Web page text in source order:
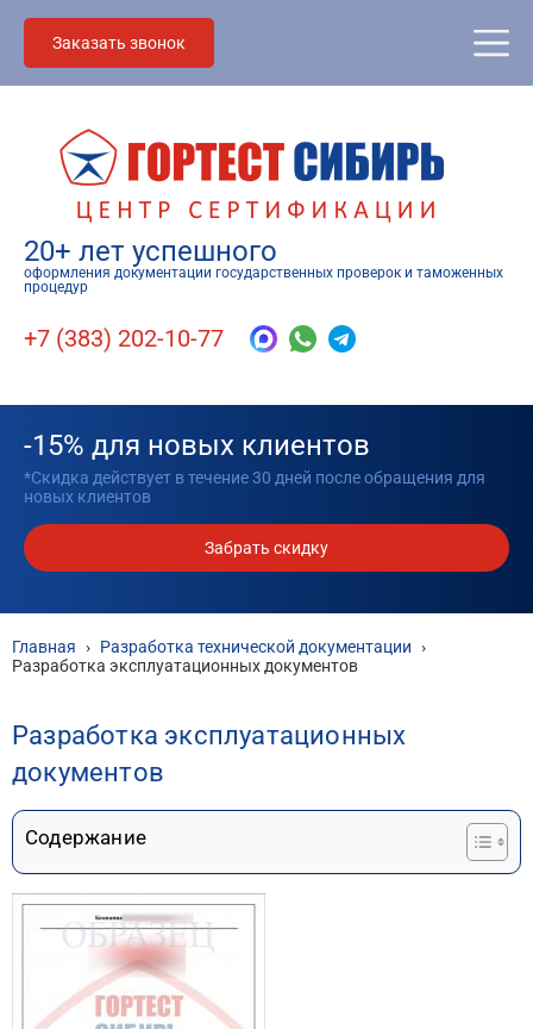
Заказать звонок
20+ лет успешного
оформления документации государственных проверок и таможенных
процедур
+7 (383) 202-10-77
-15% для новых клиентов
*Скидка действует в течение 30 дней после обращения для
новых клиентов
Забрать скидку
Главная › Разработка технической документации ›
Разработка эксплуатационных документов
Разработка эксплуатационных
документов
Содержание